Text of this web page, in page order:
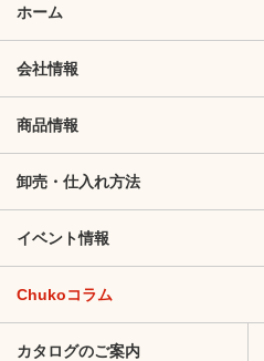
ホーム
会社情報
商品情報
卸売・仕入れ方法
イベント情報
Chukoコラム
カタログのご案内